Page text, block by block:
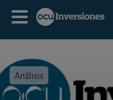
Análisis